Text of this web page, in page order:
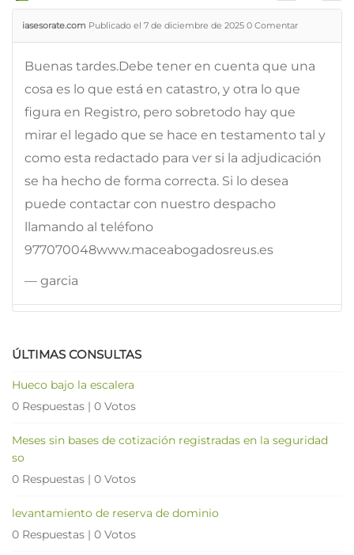
iasesorate.com Publicado el 7 de diciembre de 2025 0 Comentar
Buenas tardes.Debe tener en cuenta que una
cosa es lo que está en catastro, y otra lo que
figura en Registro, pero sobretodo hay que
mirar el legado que se hace en testamento tal y
como esta redactado para ver si la adjudicación
se ha hecho de forma correcta. Si lo desea
puede contactar con nuestro despacho
llamando al teléfono
977070048www.maceabogadosreus.es
— garcia
ÚLTIMAS CONSULTAS
Hueco bajo la escalera
0 Respuestas | 0 Votos
Meses sin bases de cotización registradas en la seguridad
so
0 Respuestas | 0 Votos
levantamiento de reserva de dominio
0 Respuestas | 0 Votos